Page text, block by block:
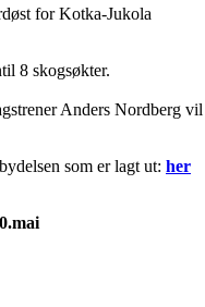
for Kotka-Jukola
8 skogsøkter.
Anders Nordberg vil
som er lagt ut: her